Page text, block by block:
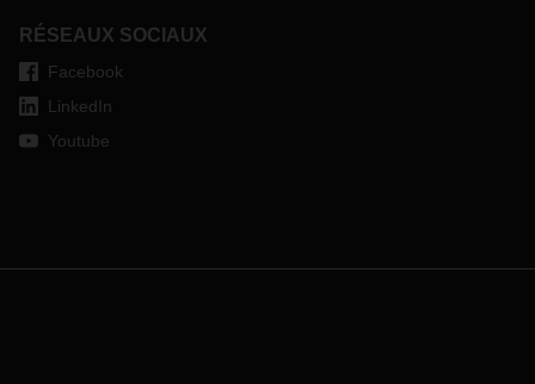
RÉSEAUX SOCIAUX
Facebook
LinkedIn
Youtube